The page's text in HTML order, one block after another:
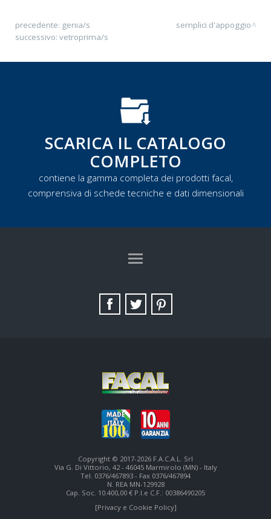
precedente: genia/s
successivo: vetroprima/s
semplici d'appoggio
SCARICA IL CATALOGO
COMPLETO
contiene la gamma completa dei prodotti facal,
comprensiva di schede tecniche e dati dimensionali
SITE MAP
Copyright © 2017-2026 F.A.C.A.L. Srl
Via G. Di Vittorio, 42 - 46045 Marmirolo (MN) - Italy
Tel. 0376/467893 - Fax 0376/467894
N. REA MN-129928
Cap. Soc. 10.400,00 € P.I.e C.F.: 00386490205
[Privacy e Cookie Policy]